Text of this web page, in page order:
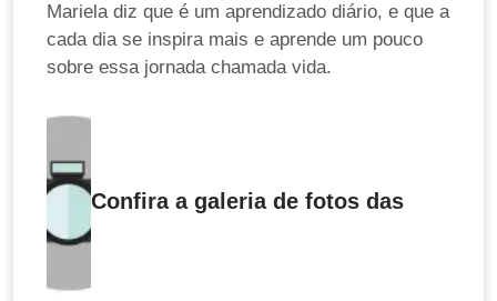
Mariela diz que é um aprendizado diário, e que a
cada dia se inspira mais e aprende um pouco
sobre essa jornada chamada vida.
Confira a galeria de fotos das